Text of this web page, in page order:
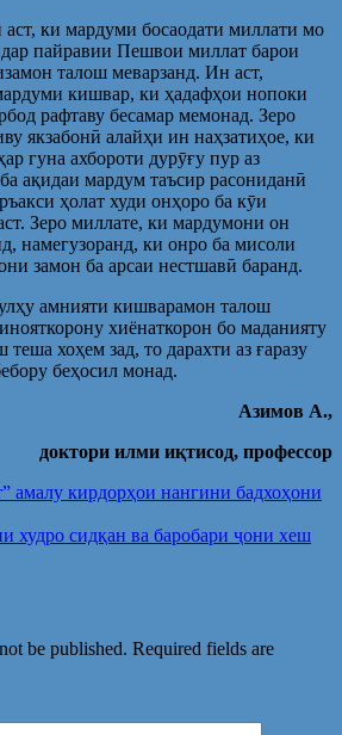
ки мардуми босаодати миллати мо
пайравии Пешвои миллат барои
талош меварзанд. Ин аст,
кишвар, ки ҳадафҳои нопоки
рафтаву бесамар мемонад. Зеро
якзабонӣ алайҳи ин наҳзатиҳое, ки
гуна ахбороти дурӯғу пур аз
ақидаи мардум таъсир расониданӣ
ҳолат худи онҳоро ба кӯи
Зеро миллате, ки мардумони он
намегузоранд, ки онро ба мисоли
замон ба арсаи нестшавӣ баранд.
амнияти кишварамон талош
хиёнаткорон бо маданияту
теша хоҳем зад, то дарахти аз ғаразу
беҳосил монад.
Азимов А.,
доктори илми иқтисод, профессор
амалу кирдорҳои нангини бадхоҳони
худро сидқан ва баробари ҷони хеш
be published. Required fields are